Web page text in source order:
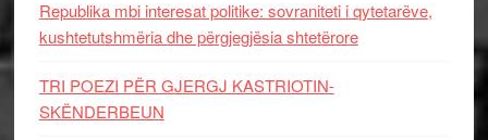
Republika mbi interesat politike: sovraniteti i qytetarëve,
kushtetutshmëria dhe përgjegjësia shtetërore
TRI POEZI PËR GJERGJ KASTRIOTIN-
SKËNDERBEUN